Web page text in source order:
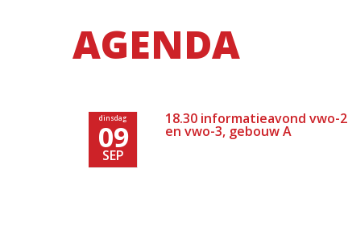
AGENDA
dinsdag
09
SEP
18.30 informatieavond vwo-2
en vwo-3, gebouw A